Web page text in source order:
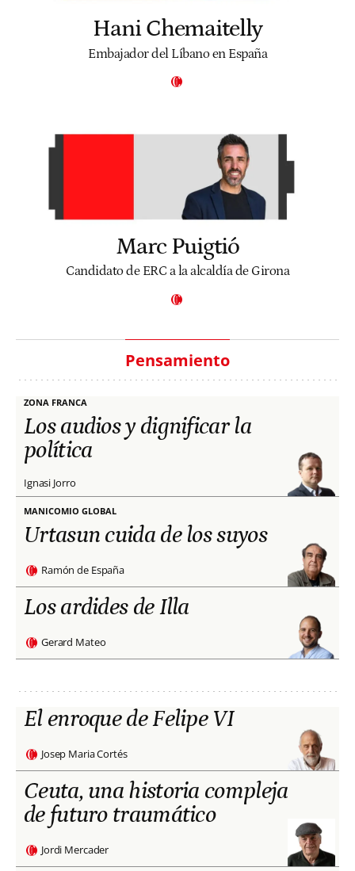
Hani Chemaitelly
Embajador del Líbano en España
Marc Puigtió
Candidato de ERC a la alcaldía de Girona
Pensamiento
ZONA FRANCA
Los audios y dignificar la
política
Ignasi Jorro
MANICOMIO GLOBAL
Urtasun cuida de los suyos
Ramón de España
Los ardides de Illa
Gerard Mateo
El enroque de Felipe VI
Josep Maria Cortés
Ceuta, una historia compleja
de futuro traumático
Jordi Mercader